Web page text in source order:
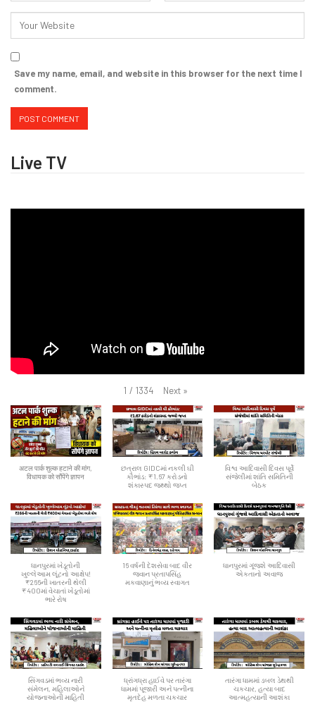
Save my name, email, and website in this browser for the next time I
comment.
Live TV
1 / 1334 Next »
अटल पार्क शुल्क हटाने की मांग,
विधायक को सौंपेंगे ज्ञापन
છત્રાલ GIDCમાં નકલી ઘી
કૌભાંડ: ₹1.67 કરોડનો
શંકાસ્પદ જથ્થો જપ્ત
વિશ્વ આદિવાસી દિવસ પૂર્વે
સંજેલીમાં શાંતિ સમિતિની
બેઠક
ધાનપુરમાં ખેડૂતોની
ખુલ્લેઆમ લૂંટનો આક્ષેપ!
₹266ની ખાતરની થેલી
₹400માં વેચાતાં ખેડૂતોમાં
ભારે રોષ
16 વર્ષની દેશસેવા બાદ વીર
જવાન પ્રતાપસિંહ
મકવાણાનું ભવ્ય સ્વાગત
ધાનપુરમાં ગૂંજશે આદિવાસી
એકતાનો અવાજ
સિંગવડમાં ભવ્ય નારી
સંમેલન, મહિલાઓને
યોજનાઓની માહિતી
ધ્રાંગધ્રા હાઈવે પર તારંગા
ધામમાં પૂજારી અને પત્નીના
મૃતદેહ મળતા ચકચાર
તારંગા ધામમાં ડબલ ડેથથી
ચકચાર, હત્યા બાદ
આત્મહત્યાની આશંકા